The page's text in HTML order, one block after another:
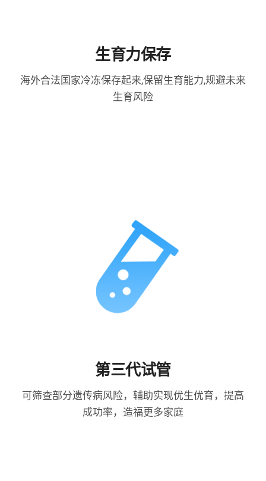
生育力保存
海外合法国家冷冻保存起来,保留生育能力,规避未来
生育风险
第三代试管
可筛查部分遗传病风险，辅助实现优生优育，提高
成功率，造福更多家庭